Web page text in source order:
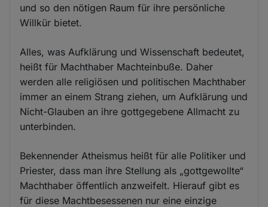
und so den nötigen Raum für ihre persönliche
Willkür bietet.
Alles, was Aufklärung und Wissenschaft bedeutet,
heißt für Machthaber Machteinbuße. Daher
werden alle religiösen und politischen Machthaber
immer an einem Strang ziehen, um Aufklärung und
Nicht-Glauben an ihre gottgegebene Allmacht zu
unterbinden.
Bekennender Atheismus heißt für alle Politiker und
Priester, dass man ihre Stellung als „gottgewollte“
Machthaber öffentlich anzweifelt. Hierauf gibt es
für diese Machtbesessenen nur eine einzige